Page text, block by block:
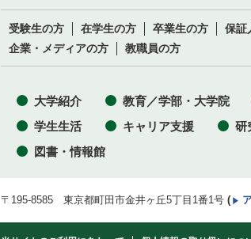
受験生の方 在学生の方 卒業生の方 保証
企業・メディアの方
教職員の方
大学紹介 教育／学部・大学院
学生生活
キャリア支援
研
図書・情報館
〒195-8585 東京都町田市金井ヶ丘5丁目1番1号 (